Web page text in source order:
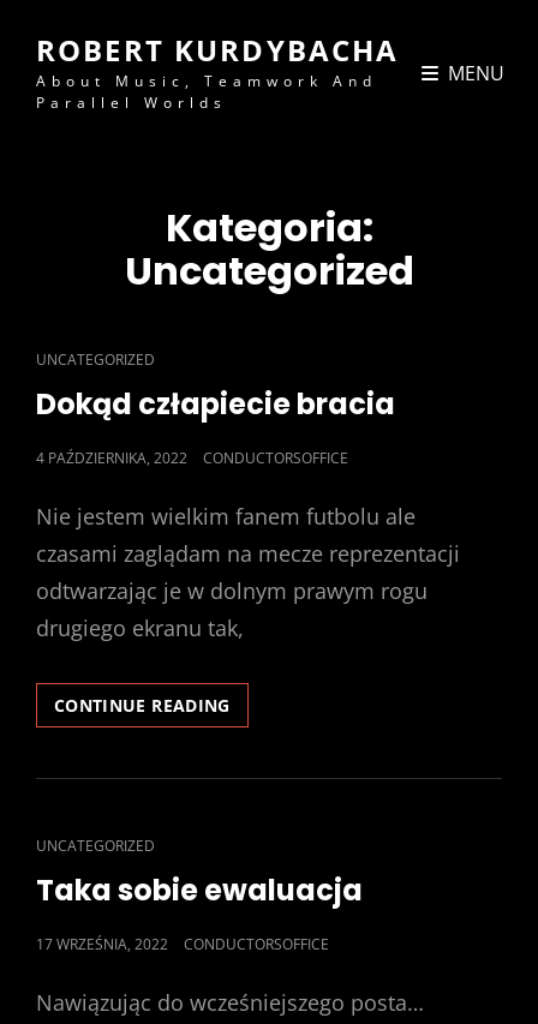
ROBERT KURDYBACHA
About Music, Teamwork And
Parallel Worlds
MENU
Kategoria:
Uncategorized
CAT
LINKS
UNCATEGORIZED
Dokąd człapiecie bracia
POSTED
4 PAŹDZIERNIKA, 2022 CONDUCTORSOFFICE
Nie jestem wielkim fanem futbolu ale
czasami zaglądam na mecze reprezentacji
odtwarzając je w dolnym prawym rogu
drugiego ekranu tak,
CONTINUE READING
CZŁAPIECIE
CAT
LINKS
UNCATEGORIZED
Taka sobie ewaluacja
POSTED
17 WRZEŚNIA, 2022 CONDUCTORSOFFICE
Nawiązując do wcześniejszego posta…